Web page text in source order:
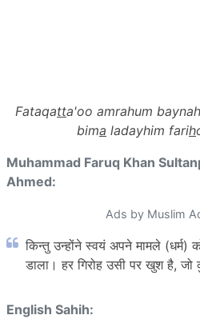
Fataqatta'oo amrahum
bima ladayhim farih
Muhammad Faruq Khan
Ahmed:
Ads by Muslim
किन्तु उन्होंने स्वयं अपने मामले
डाला। हर गिरोह उसी पर खुश है,
English Sahih: